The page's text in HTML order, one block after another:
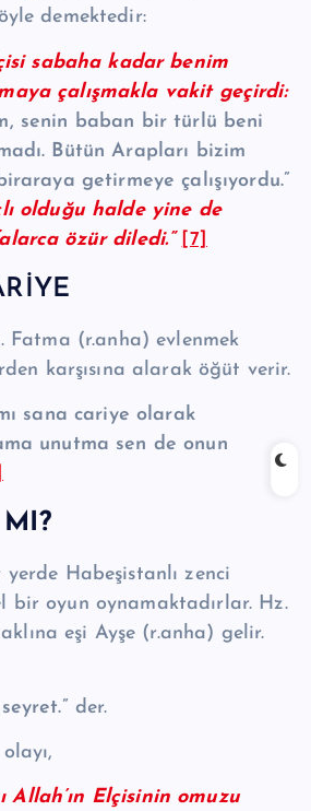
demektedir:
sabaha kadar benim
çalışmakla vakit geçirdi:
senin baban bir türlü beni
Bütün Arapları bizim
getirmeye çalışıyordu.”
olduğu halde yine de
özür diledi.” [7]
Fatma (r.anha) evlenmek
karşısına alarak öğüt verir.
sana cariye olarak
unutma sen de onun
yerde Habeşistanlı zenci
bir oyun oynamaktadırlar. Hz.
der.
Allah’ın Elçisinin omuzu